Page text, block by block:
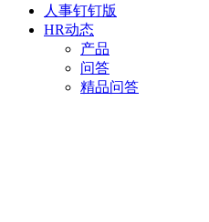
人事钉钉版
HR动态
产品
问答
精品问答